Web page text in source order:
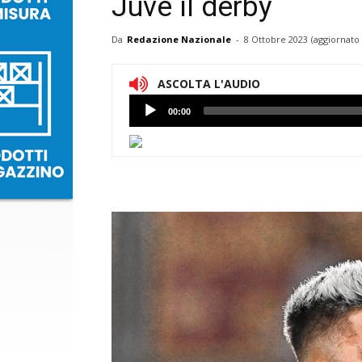
Juve il derby
Da Redazione Nazionale - 8 Ottobre 2023 (aggiornato
ASCOLTA L'AUDIO
Lettore
Audio
00:00